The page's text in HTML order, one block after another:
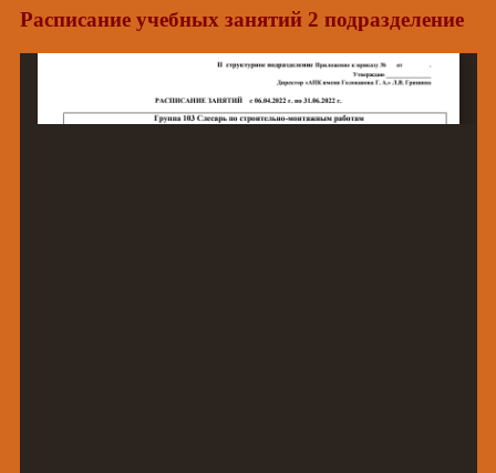
Расписание учебных занятий 2 подразделение